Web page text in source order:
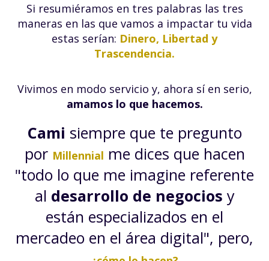
Si resumiéramos en tres palabras las tres
maneras en las que vamos a impactar tu vida
estas serían: Dinero, Libertad y
Trascendencia.
Vivimos en modo servicio y, ahora sí en serio,
amamos lo que hacemos.
Cami siempre que te pregunto
por Millennial me dices que hacen
"todo lo que me imagine referente
al desarrollo de negocios y
están especializados en el
mercadeo en el área digital", pero,